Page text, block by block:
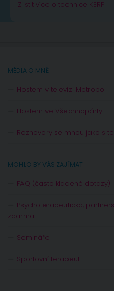
Zjistit více o technice KERP
MÉDIA O MNĚ
Hostem v televizi Metropol
Hostem ve Všechnopárty
Rozhovory se mnou jako s
MOHLO BY VÁS ZAJÍMAT
FAQ (často kladené dotazy)
Psychoterapeutická,
zdarma
Semináře
Sportovní terapeut